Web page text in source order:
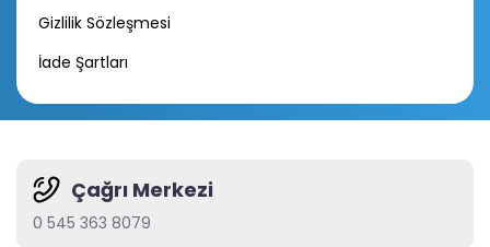
Gizlilik Sözleşmesi
İade Şartları
Çağrı Merkezi
0 545 363 8079